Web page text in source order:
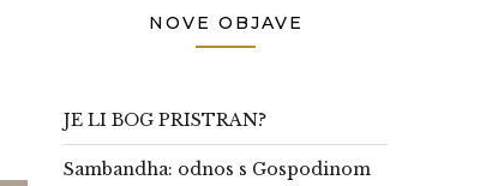
NOVE OBJAVE
JE LI BOG PRISTRAN?
Sambandha: odnos s Gospodinom